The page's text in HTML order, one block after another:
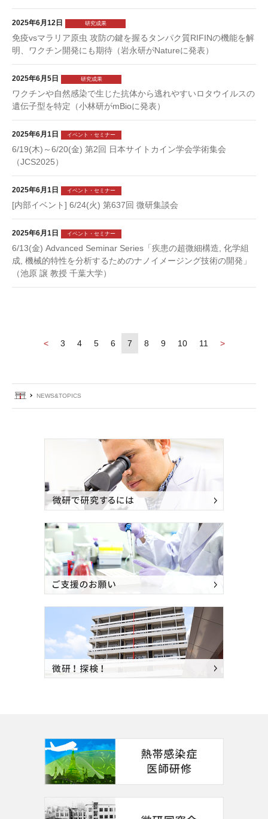
2025年6月12日 研究成果
免疫vsマラリア原虫 攻防の鍵を握るタンパク質RIFINの機能を解
明、ワクチン開発にも期待（岩永研がNatureに発表）
2025年6月5日 研究成果
ワクチンや自然感染で生じた抗体から逃れやすいロタウイルスの
遺伝子型を特定（小林研がmBioに発表）
2025年6月1日 イベント・セミナー
6/19(木)～6/20(金) 第2回 日本サイトカイン学会学術集会
（JCS2025）
2025年6月1日 イベント・セミナー
[内部イベント] 6/24(火) 第637回 微研集談会
2025年6月1日 イベント・セミナー
6/13(金) Advanced Seminar Series「疾患の超微細構造, 化学組
成, 機械的特性を分析するためのナノイメージング技術の開発」
（池原 譲 教授 千葉大学）
3 4 5 6 7 8 9 10 11
ホームNEWS&TOPICS